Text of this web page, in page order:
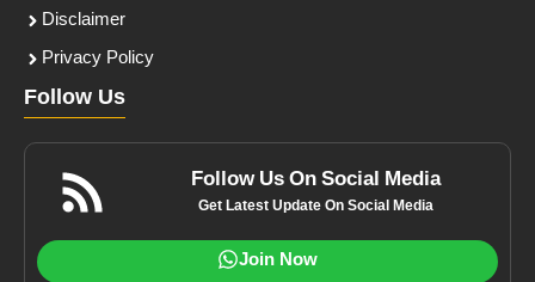
Disclaimer
Privacy Policy
Follow Us
Follow Us On Social Media
Get Latest Update On Social Media
Join Now